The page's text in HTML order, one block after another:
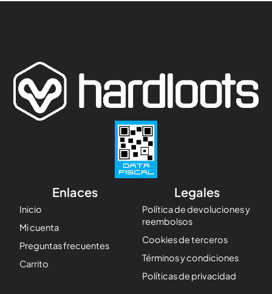
Enlaces
Inicio
Mi cuenta
Preguntas frecuentes
Carrito
Legales
Política de devoluciones y
reembolsos
Cookies de terceros
Términos y condiciones
Políticas de privacidad